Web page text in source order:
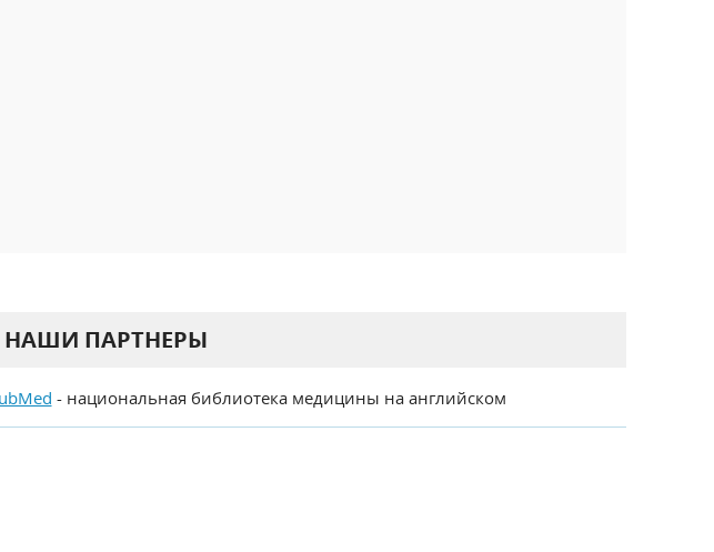
НАШИ ПАРТНЕРЫ
- национальная библиотека медицины на английском